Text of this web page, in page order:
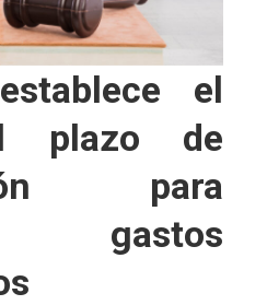
el
plazo de
para
gastos